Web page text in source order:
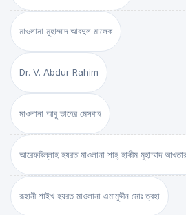
মাওলানা মুহাম্মাদ আবদুল মালেক
Dr. V. Abdur Rahim
মাওলানা আবু তাহের মেসবাহ
আরেফবিল্লাহ হযরত মাওলানা শাহ্ হাকীম মুহাম্মাদ
রূহানী শাইখ হযরত মাওলানা এমামুদ্দীন মোঃ ত্বহা